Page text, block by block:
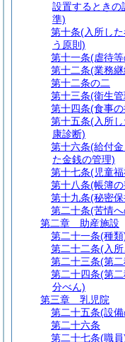
設置するときの
準)
第十条(入所し
う原則)
第十一条(虐待
第十二条(業務
第十二条の二
第十三条(衛生
第十四条(食事
第十五条(入所
康診断)
第十六条(給付
た金銭の管理)
第十七条(児童
第十八条(帳簿
第十九条(秘密
第二十条(苦情
第二章
助産施設
第二十一条(種類
第二十二条(入
第二十三条(第
第二十四条(第
分べん)
第三章
乳児院
第二十五条(設
第二十六条
第二十七条(職員